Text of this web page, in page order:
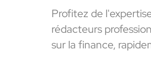
Profitez de
rédacteurs
sur la finance,